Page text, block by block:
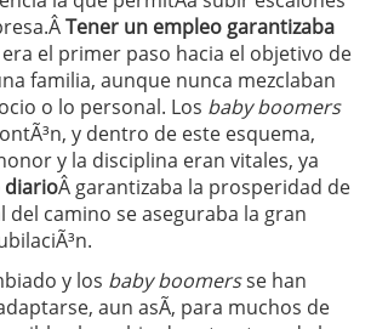
Tener un empleo garantizaba
era el primer paso hacia el objetivo de
familia, aunque nunca mezclaban
o lo personal. Los baby boomers
y dentro de este esquema,
y la disciplina eran vitales, ya
diarioÂ garantizaba la prosperidad de
del camino se aseguraba la gran
y los baby boomersse han
aun asÃ­, para muchos de